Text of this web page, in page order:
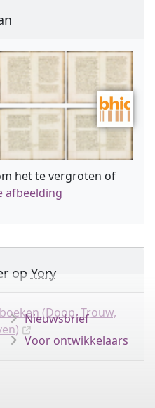
het te vergroten of
afbeelding
op Yory
(Doop, Trouw,
Nieuwsbrief
Voor ontwikkelaars